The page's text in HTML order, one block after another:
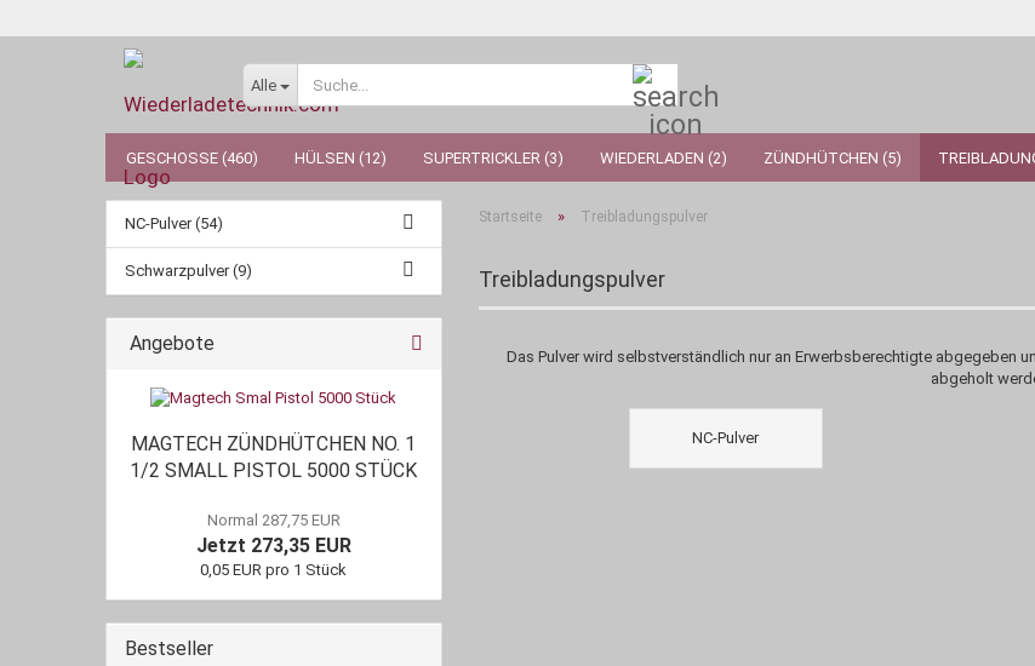
Alle
GESCHOSSE (460) HÜLSEN (12) SUPERTRICKLER (3) WIEDERLADEN (2) ZÜNDHÜTCHEN (5)
Startseite » Treibladungspulver
Treibladungspulver
Das Pulver wird selbstverständlich nur an Erwerbsberechtigte abgegeben
abgeholt
NC-Pulver
NC-Pulver (54)
Schwarzpulver (9)
Angebote
MAGTECH ZÜNDHÜTCHEN NO. 1
1/2 SMALL PISTOL 5000 STÜCK
Normal 287,75 EUR
Jetzt 273,35 EUR
0,05 EUR pro 1 Stück
Bestseller